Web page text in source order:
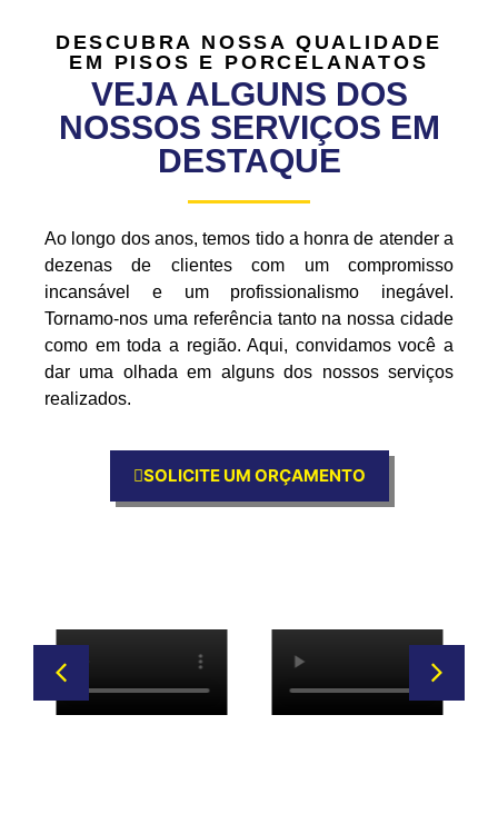
DESCUBRA NOSSA QUALIDADE
EM PISOS E PORCELANATOS
VEJA ALGUNS DOS
NOSSOS SERVIÇOS EM
DESTAQUE
Ao longo dos anos, temos tido a honra de atender a
dezenas de clientes com um compromisso
incansável e um profissionalismo inegável.
Tornamo-nos uma referência tanto na nossa cidade
como em toda a região. Aqui, convidamos você a
dar uma olhada em alguns dos nossos serviços
realizados.
SOLICITE UM ORÇAMENTO